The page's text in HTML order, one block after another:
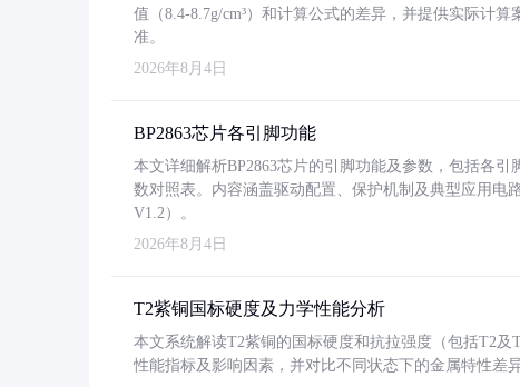
值（8.4-8.7g/cm³）和计算公式的差异，并提供实际计
准。
2026年8月4日
BP2863芯片各引脚功能
本文详细解析BP2863芯片的引脚功能及参数，包括各
数对照表。内容涵盖驱动配置、保护机制及典型应用电
V1.2）。
2026年8月4日
T2紫铜国标硬度及力学性能分析
本文系统解读T2紫铜的国标硬度和抗拉强度（包括T2及
性能指标及影响因素，并对比不同状态下的金属特性差